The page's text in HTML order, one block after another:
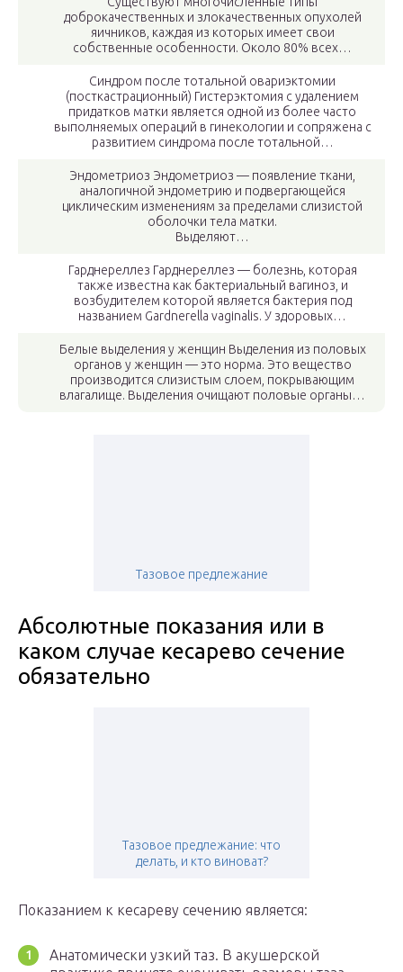
доброкачественных и злокачественных опухолей
яичников, каждая из которых имеет свои
собственные особенности. Около 80% всех…
Синдром после тотальной овариэктомии
(посткастрационный) Гистерэктомия с удалением
придатков матки является одной из более часто
выполняемых операций в гинекологии и сопряжена с
развитием синдрома после тотальной…
Эндометриоз Эндометриоз — появление ткани,
аналогичной эндометрию и подвергающейся
циклическим изменениям за пределами слизистой
оболочки тела матки.
Выделяют…
Гарднереллез Гарднереллез — болезнь, которая
также известна как бактериальный вагиноз, и
возбудителем которой является бактерия под
названием Gardnerella vaginalis. У здоровых…
Белые выделения у женщин Выделения из половых
органов у женщин — это норма. Это вещество
производится слизистым слоем, покрывающим
влагалище. Выделения очищают половые органы…
Тазовое предлежание
Абсолютные показания или в
каком случае кесарево сечение
обязательно
Тазовое предлежание: что
делать, и кто виноват?
Показанием к кесареву сечению является:
Анатомически узкий таз. В акушерской